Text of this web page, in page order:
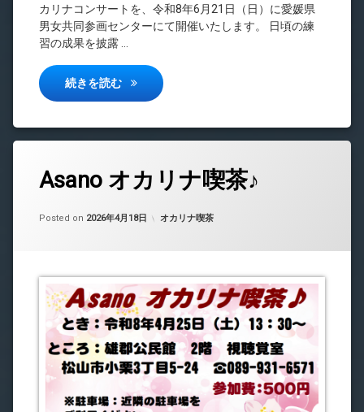
カリナコンサートを、令和8年6月21日（日）に愛媛県
男女共同参画センターにて開催いたします。 日頃の練
習の成果を披露 …
続きを読む そよ風コンサート２０２６出演者募集（締切
Asano オカリナ喫茶♪
Posted on 2026年4月18日
Updated on2026年4月26日
by 中島 昇平
カテゴリー:
オカリナ喫茶